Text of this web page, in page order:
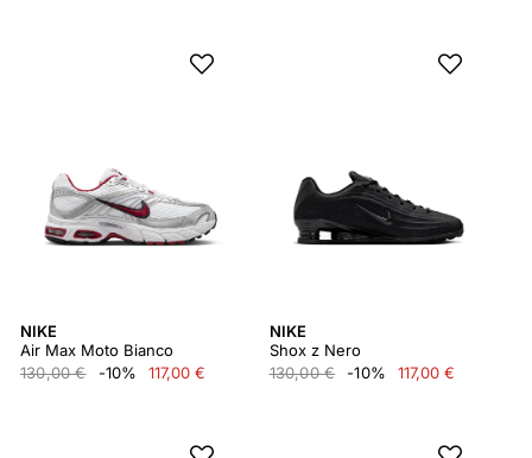
NIKE
Air Max Moto Bianco
130,00 €
-10% 117,00 €
NIKE
Shox z Nero
130,00 €
-10% 117,00 €